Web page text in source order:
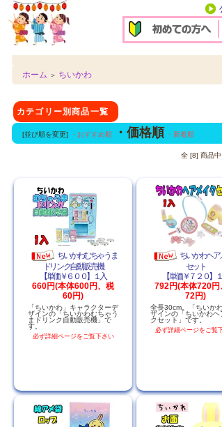
ホーム ＞ ちいかわ
カテゴリー別商品一覧
[並び順を変更] ・おすすめ順 ・価格順 ・新着順
全 [8] 商品中
ちいかわむちゃうま
ドリンク自動販売機
【単価￥６００】１入
660円(本体600円、税
60円)
「ちいかわ」キャラクターデ
ザインの「ちいかわむちゃう
まドリンク自動販売機」で
す。
必ず詳細ページをご覧下さい
ちいかわヘア
セット
【単価￥７２０】
792円(本体720円
72円)
全長30cm。「ちいか
ザインの「ちいかわヘ
クセット」です。
必ず詳細ページをご覧